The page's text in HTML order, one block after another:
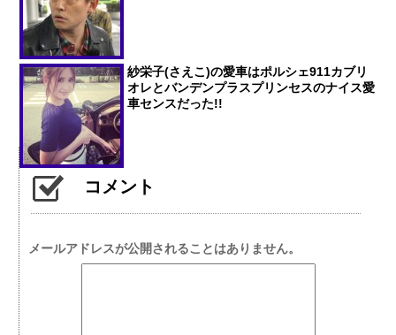
紗栄子(さえこ)の愛車はポルシェ911カブリ
オレとバンデンプラスプリンセスのナイス愛
車センスだった!!
コメント
メールアドレスが公開されることはありません。